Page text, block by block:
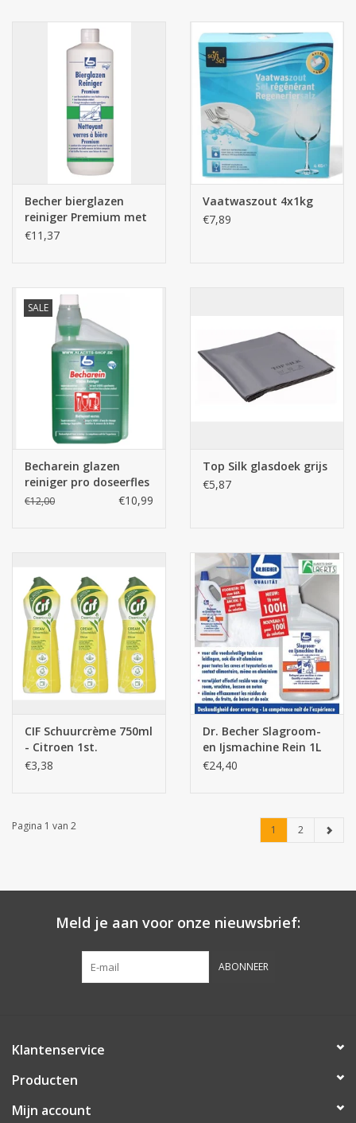
Becher bierglazen
reiniger Premium met
handbescherming 1L
€11,37
Vaatwaszout 4x1kg
€7,89
SALE
Becharein glazen
reiniger pro doseerfles
1L
€12,00 €10,99
Top Silk glasdoek grijs
€5,87
CIF Schuurcrème 750ml
- Citroen 1st.
€3,38
Dr. Becher Slagroom-
en Ijsmachine Rein 1L
€24,40
Pagina 1 van 2 1 2
Meld je aan voor onze nieuwsbrief:
ABONNEER
Klantenservice
Producten
Mijn account